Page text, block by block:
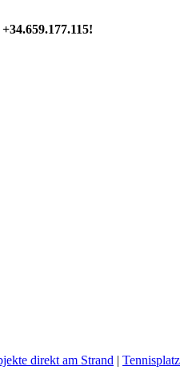
direkt am Strand | Tennisplatz